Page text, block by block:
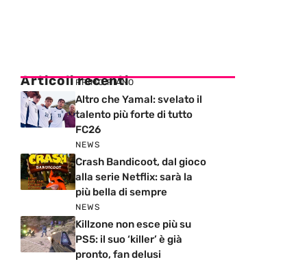
Articoli recenti
PRIMO PIANO
Altro che Yamal: svelato il
talento più forte di tutto
FC26
NEWS
Crash Bandicoot, dal gioco
alla serie Netflix: sarà la
più bella di sempre
NEWS
Killzone non esce più su
PS5: il suo ‘killer’ è già
pronto, fan delusi